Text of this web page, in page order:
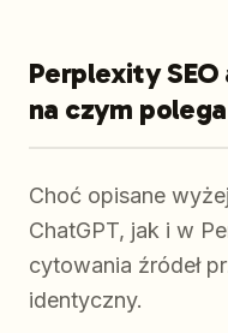
Perplexity
na czym
Choć opisane
ChatGPT, jak i w
cytowania źródeł
identyczny.